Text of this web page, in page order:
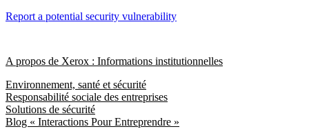
Report a potential security vulnerability
A propos de Xerox : Informations institutionnelles
Environnement, santé et sécurité
Responsabilité sociale des entreprises
Solutions de sécurité
Blog « Interactions Pour Entreprendre »